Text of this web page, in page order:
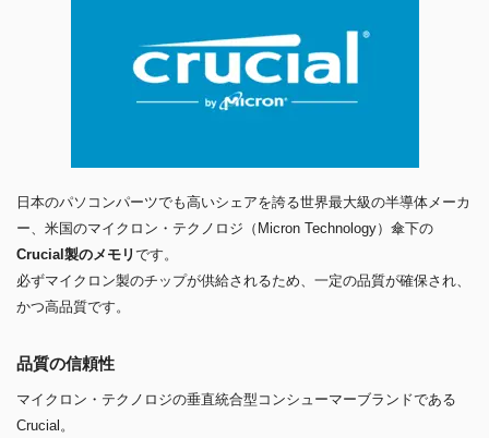
日本のパソコンパーツでも高いシェアを誇る世界最大級の半導体メーカ
ー、米国のマイクロン・テクノロジ（Micron Technology）傘下の
Crucial製のメモリです。
必ずマイクロン製のチップが供給されるため、一定の品質が確保され、
かつ高品質です。
品質の信頼性
マイクロン・テクノロジの垂直統合型コンシューマーブランドである
Crucial。